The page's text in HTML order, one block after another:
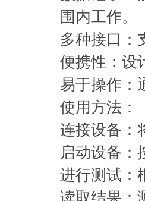
围内工作。
多种接口：
便携性：设
易于操作：
使用方法：
连接设备：
启动设备：
进行测试：